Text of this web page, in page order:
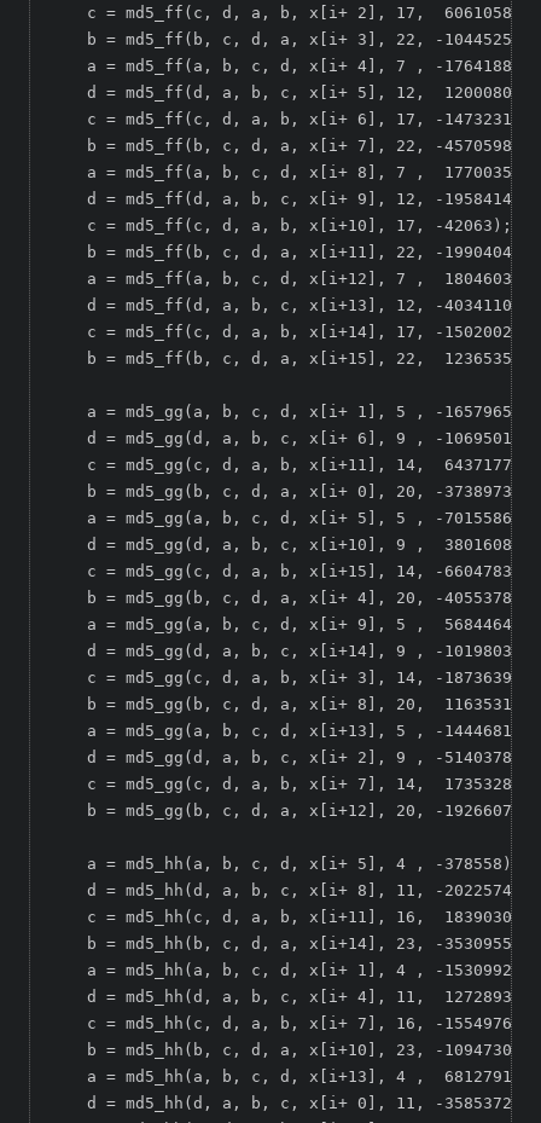
c = md5_ff(c, d, a, b, x[i+ 2], 17,
b = md5_ff(b, c, d, a, x[i+ 3], 22, -
a = md5_ff(a, b, c, d, x[i+ 4], 7 , -
d = md5_ff(d, a, b, c, x[i+ 5], 12,
c = md5_ff(c, d, a, b, x[i+ 6], 17, -
b = md5_ff(b, c, d, a, x[i+ 7], 22, -45705983);
a = md5_ff(a, b, c, d, x[i+ 8], 7 ,
d = md5_ff(d, a, b, c, x[i+ 9], 12, -
c = md5_ff(c, d, a, b, x[i+10], 17, -42063);
b = md5_ff(b, c, d, a, x[i+11], 22, -
a = md5_ff(a, b, c, d, x[i+12], 7 ,
d = md5_ff(d, a, b, c, x[i+13], 12, -40341101);
c = md5_ff(c, d, a, b, x[i+14], 17, -
b = md5_ff(b, c, d, a, x[i+15], 22,
a = md5_gg(a, b, c, d, x[i+ 1], 5 , -
d = md5_gg(d, a, b, c, x[i+ 6], 9 , -
c = md5_gg(c, d, a, b, x[i+11], 14,
b = md5_gg(b, c, d, a, x[i+ 0], 20, -
a = md5_gg(a, b, c, d, x[i+ 5], 5 , -
d = md5_gg(d, a, b, c, x[i+10], 9 ,  38016083);
c = md5_gg(c, d, a, b, x[i+15], 14, -
b = md5_gg(b, c, d, a, x[i+ 4], 20, -
a = md5_gg(a, b, c, d, x[i+ 9], 5 ,
d = md5_gg(d, a, b, c, x[i+14], 9 , -
c = md5_gg(c, d, a, b, x[i+ 3], 14, -
b = md5_gg(b, c, d, a, x[i+ 8], 20,
a = md5_gg(a, b, c, d, x[i+13], 5 , -
d = md5_gg(d, a, b, c, x[i+ 2], 9 , -51403784);
c = md5_gg(c, d, a, b, x[i+ 7], 14,
b = md5_gg(b, c, d, a, x[i+12], 20, -
a = md5_hh(a, b, c, d, x[i+ 5], 4 , -378558);
d = md5_hh(d, a, b, c, x[i+ 8], 11, -
c = md5_hh(c, d, a, b, x[i+11], 16,
b = md5_hh(b, c, d, a, x[i+14], 23, -35309556);
a = md5_hh(a, b, c, d, x[i+ 1], 4 , -
d = md5_hh(d, a, b, c, x[i+ 4], 11,
c = md5_hh(c, d, a, b, x[i+ 7], 16, -
b = md5_hh(b, c, d, a, x[i+10], 23, -
a = md5_hh(a, b, c, d, x[i+13], 4 ,
d = md5_hh(d, a, b, c, x[i+ 0], 11, -